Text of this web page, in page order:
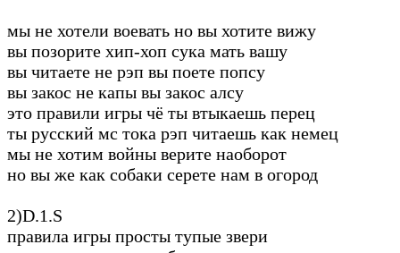
мы не хотели воевать но вы хотите вижу
вы позорите хип-хоп сука мать вашу
вы читаете не рэп вы поете попсу
вы закос не капы вы закос алсу
это правили игры чё ты втыкаешь перец
ты русский мс тока рэп читаешь как немец
мы не хотим войны верите наоборот
но вы же как собаки серете нам в огород
2)D.1.S
правила игры просты тупые звери